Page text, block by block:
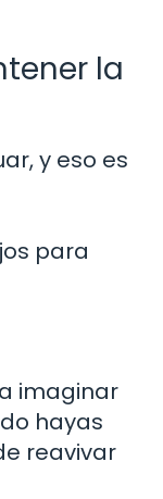
la
y eso es
para
imaginar
hayas
reavivar